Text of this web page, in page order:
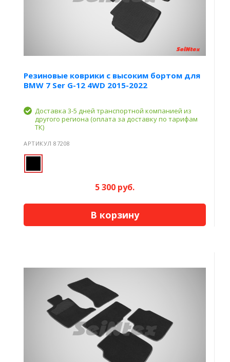
Резиновые коврики с высоким бортом для
BMW 7 Ser G-12 4WD 2015-2022
Доставка 3-5 дней транспортной компанией из
другого региона (оплата за доставку по тарифам
ТК)
АРТИКУЛ 87208
5 300 руб.
В корзину